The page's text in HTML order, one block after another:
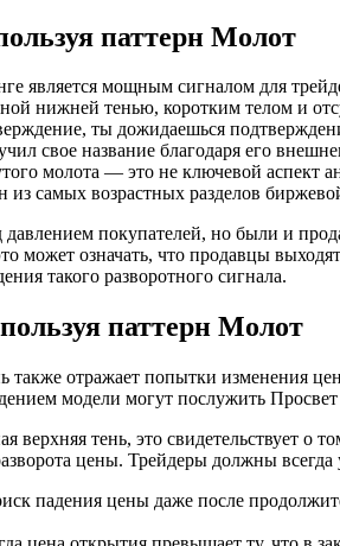
паттерн Молот
является мощным сигналом для
нижней тенью, коротким телом и
ты дожидаешься
свое название благодаря его
молота — это не ключевой аспект
из самых возрастных разделов
давлением покупателей, но были и
может означать, что продавцы
такого разворотного сигнала.
паттерн Молот
также отражает попытки изменения
модели могут послужить
верхняя тень, это свидетельствует о
цены. Трейдеры должны всегда
падения цены даже после